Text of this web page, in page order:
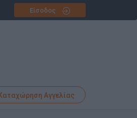
Είσοδος
Καταχώρηση Αγγελίας